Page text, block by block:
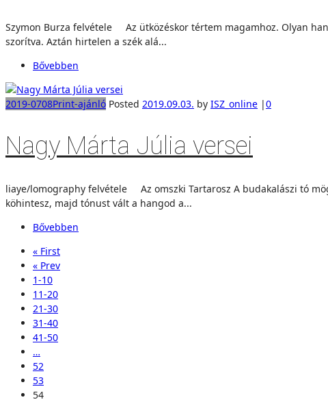
Szymon Burza felvétele Az ütközéskor tértem magamhoz. Olyan
szorítva. Aztán hirtelen a szék alá...
Bővebben
2019-0708Print-ajánló Posted 2019.09.03. by ISZ_online |0
Nagy Márta Júlia versei
liaye/lomography felvétele Az omszki Tartarosz A budakalászi tó
köhintesz, majd tónust vált a hangod a...
Bővebben
« First
« Prev
1-10
11-20
21-30
31-40
41-50
…
52
53
54